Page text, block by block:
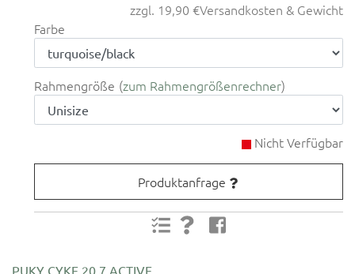
zzgl. 19,90 €Versandkosten & Gewicht
Farbe
Rahmengröße zum Rahmengrößenrechner
Nicht Verfügbar
Produktanfrage
PUKY CYKE 20 7 ACTIVE